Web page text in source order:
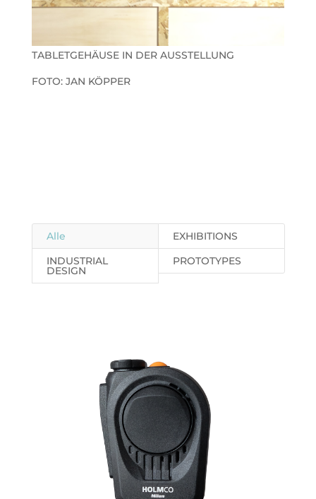
TABLETGEHÄUSE IN DER AUSSTELLUNG
FOTO: JAN KÖPPER
Alle
EXHIBITIONS
INDUSTRIAL
DESIGN
PROTOTYPES